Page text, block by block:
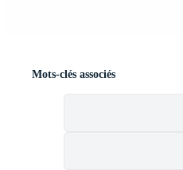
Mots-clés associés